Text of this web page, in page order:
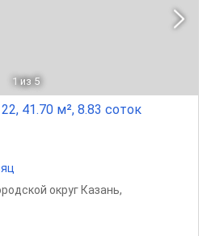
1 из 5
41.70 м², 8.83 соток
округ Казань,